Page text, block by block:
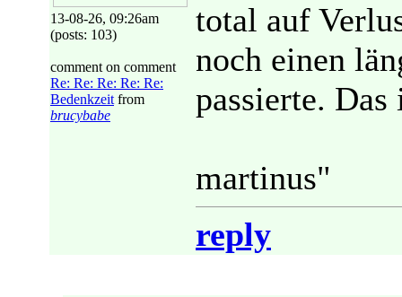
13-08-26, 09:26am
(posts: 103)
comment on comment
Re: Re: Re: Re: Re:
Bedenkzeit from
brucybabe
total auf
noch einen
passierte.
martinus"
reply